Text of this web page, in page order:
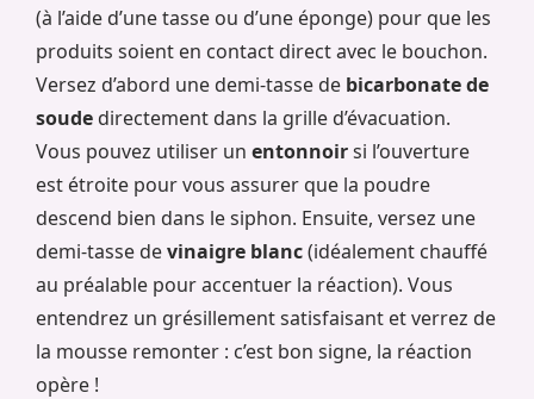
(à l’aide d’une tasse ou d’une éponge) pour que les
produits soient en contact direct avec le bouchon.
Versez d’abord une demi-tasse de bicarbonate de
soude directement dans la grille d’évacuation.
Vous pouvez utiliser un entonnoirsi l’ouverture
est étroite pour vous assurer que la poudre
descend bien dans le siphon. Ensuite, versez une
demi-tasse devinaigre blanc(idéalement chauffé
au préalable pour accentuer la réaction). Vous
entendrez un grésillement satisfaisant et verrez de
la mousse remonter : c’est bon signe, la réaction
opère !